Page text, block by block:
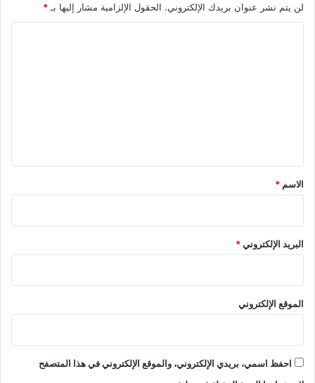
لن يتم نشر عنوان بريدك الإلكتروني. الحقول الإلزامية مشار إليها بـ *
*
الاسم *
البريد الإلكتروني*
الموقع الإلكتروني
احفظ اسمي، بريدي الإلكتروني، والموقع الإلكتروني في هذا المتصفح